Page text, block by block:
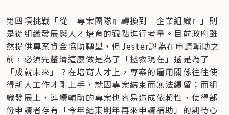
第四項挑戰「從『專案團隊』轉換到『企業組織』」則
是從組織發展與人才培育的觀點進行考量。目前政府雖
然提供專案資金協助轉型，但Jester認為在申請輔助之
前，必須先釐清這麼做是為了「拯救現在」還是為了
「成就未來」？在培育人才上，專案的雇用關係往往使
得新人工作才剛上手，就因專案結束而無法續留；而組
織發展上，連續輔助的專案也容易造成依賴性，使得部
份申請者存有「今年結束明年再來申請補助」的期待心